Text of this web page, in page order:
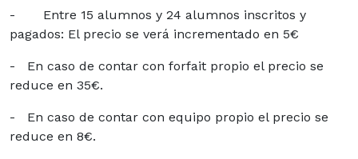
- Entre 15 alumnos y 24 alumnos inscritos y
pagados: El precio se verá incrementado en 5€
- En caso de contar con forfait propio el precio se
reduce en 35€.
- En caso de contar con equipo propio el precio se
reduce en 8€.